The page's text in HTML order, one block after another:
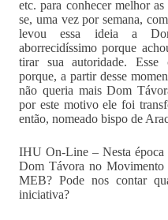
etc. para conhecer melhor
se, uma vez por semana,
levou essa ideia a
aborrecidíssimo porque
tirar sua autoridade.
porque, a partir desse
não queria mais Dom
por este motivo ele foi
então, nomeado bispo de
IHU On-Line – Nesta época
Dom Távora no Movimento
MEB? Pode nos contar
iniciativa?